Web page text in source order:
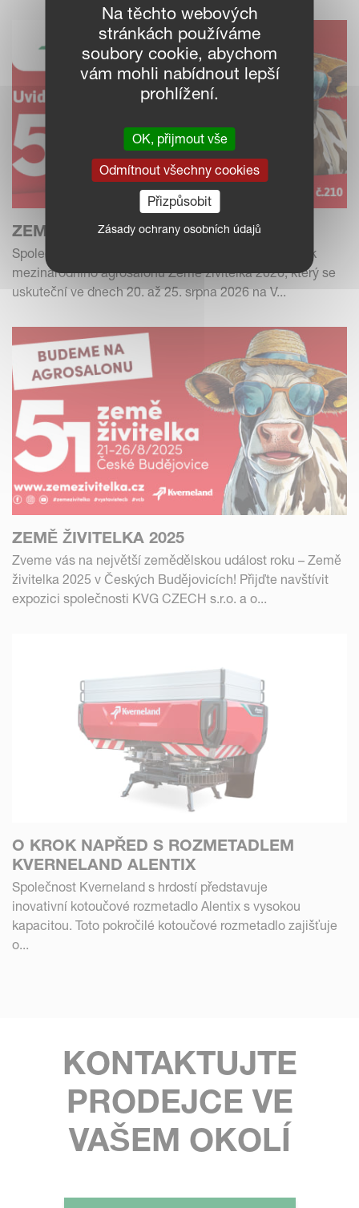
ZEMĚ ŽIVITELKA 2026
Společnost Kverneland vás srdečně zve na 52. ročník
mezinárodního agrosalonu Země živitelka 2026, který se
uskuteční ve dnech 20. až 25. srpna 2026 na V...
ZEMĚ ŽIVITELKA 2025
Zveme vás na největší zemědělskou událost roku – Země
živitelka 2025 v Českých Budějovicích! Přijďte navštívit
expozici společnosti KVG CZECH s.r.o. a o...
O KROK NAPŘED S ROZMETADLEM
KVERNELAND ALENTIX
Společnost Kverneland s hrdostí představuje
inovativní kotoučové rozmetadlo Alentix s vysokou
kapacitou. Toto pokročilé kotoučové rozmetadlo zajišťuje
o...
KONTAKTUJTE
PRODEJCE VE
VAŠEM OKOLÍ
Na těchto webových
stránkách používáme
soubory cookie, abychom
vám mohli nabídnout lepší
prohlížení.
OK, přijmout vše
Odmítnout všechny cookies
Přizpůsobit
Zásady ochrany osobních údajů